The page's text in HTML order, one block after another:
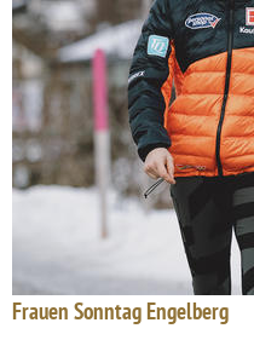
Frauen Sonntag Engelberg